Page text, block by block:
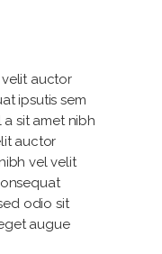
auctor
ipsutis sem
a sit amet nibh
auctor
vel velit
odio sit
augue